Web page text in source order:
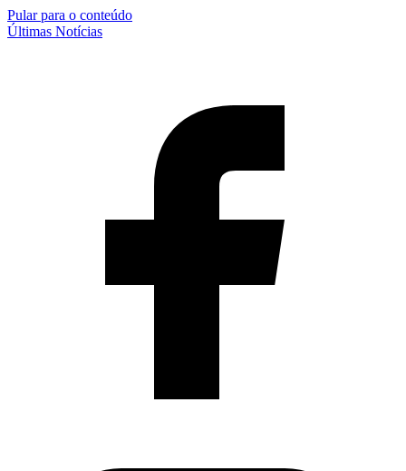
Pular para o conteúdo
Últimas Notícias